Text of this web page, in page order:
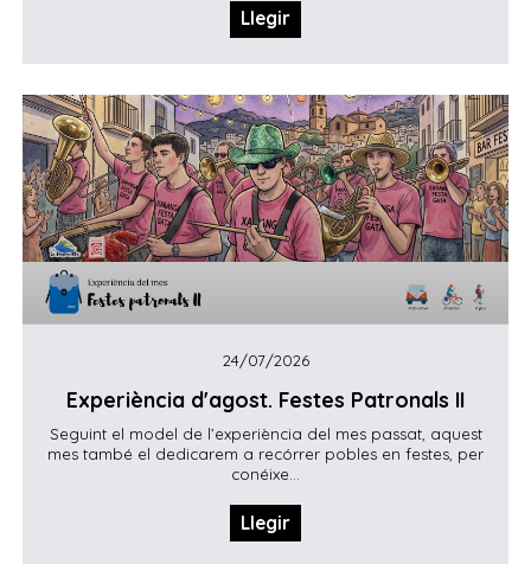
Llegir
24/07/2026
Experiència d'agost. Festes Patronals II
Seguint el model de l’experiència del mes passat, aquest
mes també el dedicarem a recórrer pobles en festes, per
conéixe...
Llegir